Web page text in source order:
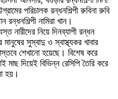
পরিচালক রন্ধনশিল্পী রুবিনা রুবি
নামিরা খান।
নারীদের নিয়ে দিনব্যাপী রন্ধন
সুস্বাদু ও স্বাস্থ্যকর খাবার
শেখানো হয়েছে। বিশেষ করে
মাছ দিয়েই বিভিন্ন রেসিপি তৈরি করে
হয়।